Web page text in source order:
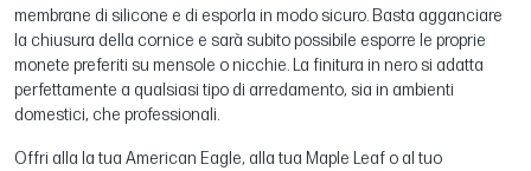
membrane di silicone e di esporla in modo sicuro. Basta agganciare
la chiusura della cornice e sarà subito possibile esporre le proprie
monete preferiti su mensole o nicchie. La finitura in nero si adatta
perfettamente a qualsiasi tipo di arredamento, sia in ambienti
domestici, che professionali.
Offri alla la tua American Eagle, alla tua Maple Leaf o al tuo